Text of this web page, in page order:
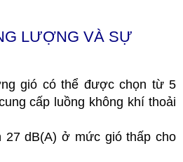
LƯỢNG VÀ SỰ
gió có thể được chọn từ 5
cấp luồng không khí thoải
27 dB(A) ở mức gió thấp cho